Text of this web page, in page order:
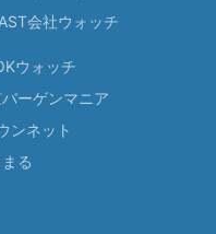
会社ウォッチ
ウォッチ
ーゲンマニア
ンネット
る